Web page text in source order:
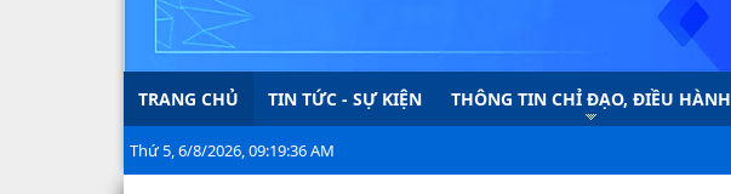
TRANG CHỦ TIN TỨC - SỰ KIỆN THÔNG TIN CHỈ ĐẠO, ĐIỀU HÀNH
Thứ 5, 6/8/2026, 09:19:37 AM